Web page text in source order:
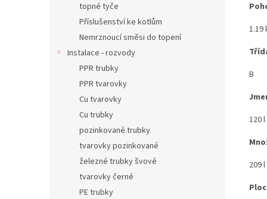
topné tyče
Příslušenství ke kotlům
Nemrznoucí směsi do topení
Instalace - rozvody
PPR trubky
PPR tvarovky
Cu tvarovky
Cu trubky
pozinkované trubky
tvarovky pozinkované
železné trubky švové
tvarovky černé
PE trubky
1.19
B
120 l
209 l